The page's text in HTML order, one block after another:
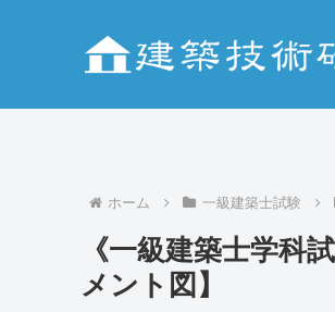
ホーム 一級建築士試験
《一級建築士学
メント図】